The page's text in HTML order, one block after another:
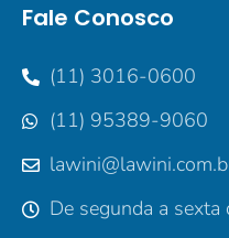
Fale Conosco
(11) 3016-0600
(11) 95389-9060
De segunda a